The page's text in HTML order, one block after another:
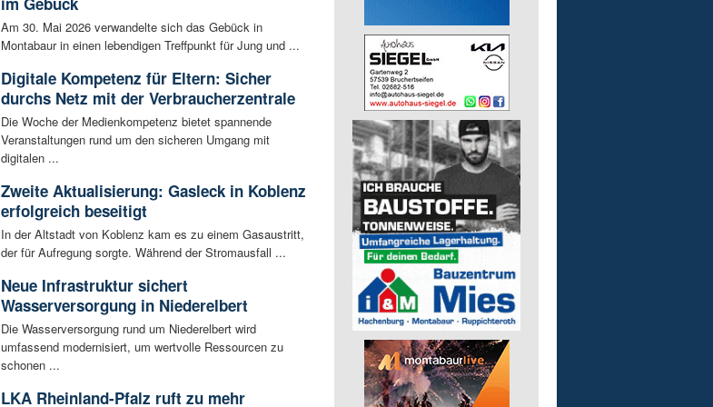
Am 30. Mai 2026 verwandelte sich das Gebück in
Montabaur in einen lebendigen Treffpunkt für Jung und ...
Digitale Kompetenz für Eltern: Sicher
durchs Netz mit der Verbraucherzentrale
Die Woche der Medienkompetenz bietet spannende
Veranstaltungen rund um den sicheren Umgang mit
digitalen ...
Zweite Aktualisierung: Gasleck in Koblenz
erfolgreich beseitigt
In der Altstadt von Koblenz kam es zu einem Gasaustritt,
der für Aufregung sorgte. Während der Stromausfall ...
Neue Infrastruktur sichert
Wasserversorgung in Niederelbert
Die Wasserversorgung rund um Niederelbert wird
umfassend modernisiert, um wertvolle Ressourcen zu
schonen ...
LKA Rheinland-Pfalz ruft zu mehr